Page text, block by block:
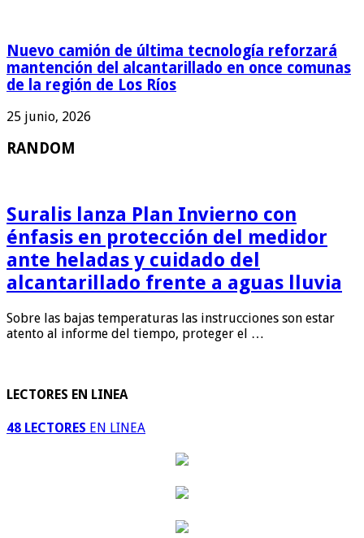
Nuevo camión de última tecnología reforzará
mantención del alcantarillado en once comunas
de la región de Los Ríos
25 junio, 2026
RANDOM
Suralis lanza Plan Invierno con
énfasis en protección del medidor
ante heladas y cuidado del
alcantarillado frente a aguas lluvia
Sobre las bajas temperaturas las instrucciones son estar
atento al informe del tiempo, proteger el …
LECTORES EN LINEA
48 LECTORES EN LINEA